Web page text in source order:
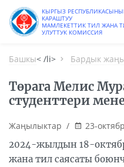
КЫРГЫЗ
КАРАШТУУ
МАМЛЕКЕТТИК ТИЛ ЖАНА
УЛУТТУК КОМИССИЯ
Башкы< /li> Бардык
Төрага Мелис
студенттери
Жаңылыктар / 23-
2024-жылдын 18-
жана тил саясаты